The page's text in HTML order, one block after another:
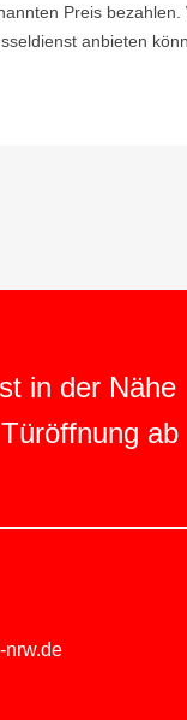
Preis
anbieten
in der Nähe
ab
nrw.de